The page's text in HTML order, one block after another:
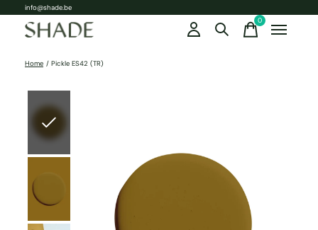
info@shade.be
0items
Home / Pickle ES42 (TR)